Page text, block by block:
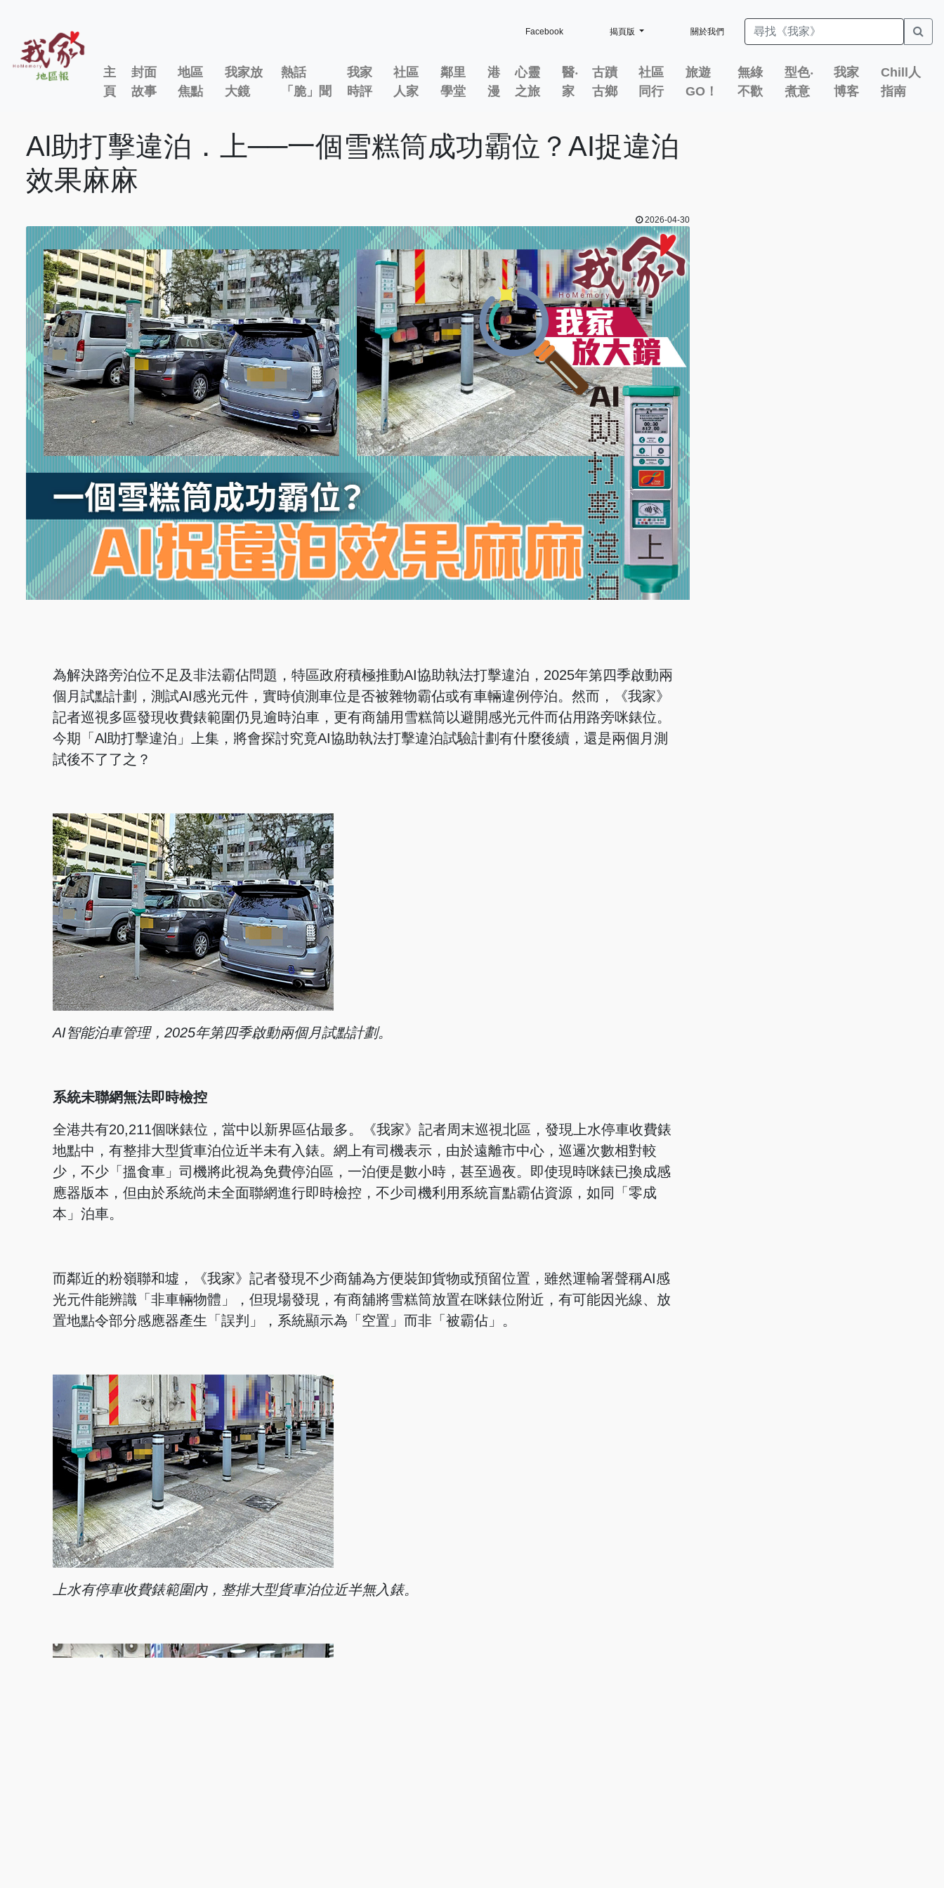
Facebook 揭頁版 關於我們
主
頁
封面
故事
地區
焦點
我家放
大鏡
熱話
「脆」聞
我家
時評
社區
人家
鄰里
學堂
港
漫
心靈
之旅
醫‧
家
古蹟
古鄉
社區
同行
旅遊
GO！
無綠
不歡
型色‧
煮意
我家
博客
Chill人
指南
Al助打擊違泊．上──一個雪糕筒成功霸位？AI捉違泊
效果麻麻
2026-04-30
為解決路旁泊位不足及非法霸佔問題，特區政府積極推動AI協助執法打擊違泊，2025年第四季啟動兩
個月試點計劃，測試AI感光元件，實時偵測車位是否被雜物霸佔或有車輛違例停泊。然而，《我家》
記者巡視多區發現收費錶範圍仍見逾時泊車，更有商舖用雪糕筒以避開感光元件而佔用路旁咪錶位。
今期「Al助打擊違泊」上集，將會探討究竟AI協助執法打擊違泊試驗計劃有什麼後續，還是兩個月測
試後不了了之？
AI智能泊車管理，2025年第四季啟動兩個月試點計劃。
系統未聯網無法即時檢控
全港共有20,211個咪錶位，當中以新界區佔最多。《我家》記者周末巡視北區，發現上水停車收費錶
地點中，有整排大型貨車泊位近半未有入錶。網上有司機表示，由於遠離市中心，巡邏次數相對較
少，不少「搵食車」司機將此視為免費停泊區，一泊便是數小時，甚至過夜。即使現時咪錶已換成感
應器版本，但由於系統尚未全面聯網進行即時檢控，不少司機利用系統盲點霸佔資源，如同「零成
本」泊車。
而鄰近的粉嶺聯和墟，《我家》記者發現不少商舖為方便裝卸貨物或預留位置，雖然運輸署聲稱AI感
光元件能辨識「非車輛物體」，但現場發現，有商舖將雪糕筒放置在咪錶位附近，有可能因光線、放
置地點令部分感應器產生「誤判」，系統顯示為「空置」而非「被霸佔」。
上水有停車收費錶範圍內，整排大型貨車泊位近半無入錶。